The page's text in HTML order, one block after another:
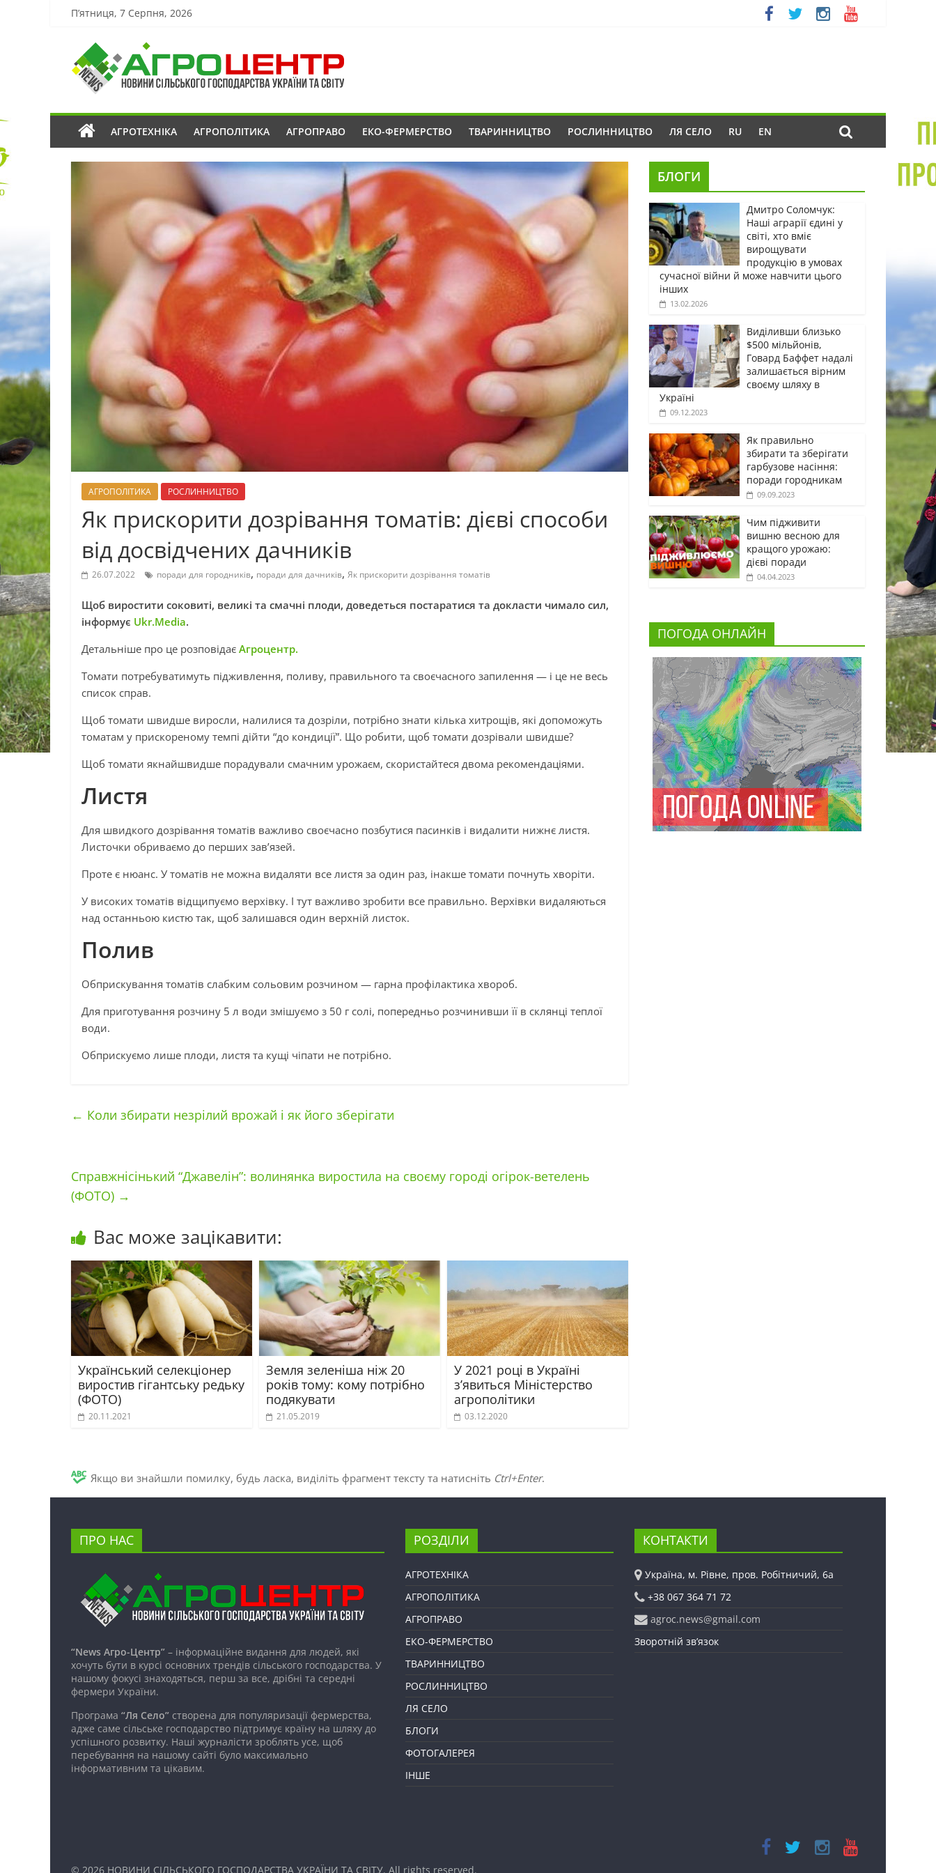
П’ятниця, 7 Серпня, 2026
АГРОТЕХНІКА АГРОПОЛІТИКА АГРОПРАВО ЕКО-ФЕРМЕРСТВО ТВАРИННИЦТВО РОСЛИННИЦТВО ЛЯ СЕЛО RU EN
АГРОПОЛІТИКА РОСЛИННИЦТВО
Як прискорити дозрівання томатів: дієві способи
від досвідчених дачників
26.07.2022 поради для городників, поради для дачників, Як прискорити дозрівання томатів
Щоб виростити соковиті, великі та смачні плоди, доведеться постаратися та докласти чимало сил,
інформує Ukr.Media.
Детальніше про це розповідає Агроцентр.
Томати потребуватимуть підживлення, поливу, правильного та своєчасного запилення — і це не весь
список справ.
Щоб томати швидше виросли, налилися та дозріли, потрібно знати кілька хитрощів, які допоможуть
томатам у прискореному темпі дійти “до кондиції”. Що робити, щоб томати дозрівали швидше?
Щоб томати якнайшвидше порадували смачним урожаєм, скористайтеся двома рекомендаціями.
Листя
Для швидкого дозрівання томатів важливо своєчасно позбутися пасинків і видалити нижнє листя.
Листочки обриваємо до перших зав’язей.
Проте є нюанс. У томатів не можна видаляти все листя за один раз, інакше томати почнуть хворіти.
У високих томатів відщипуємо верхівку. І тут важливо зробити все правильно. Верхівки видаляються
над останньою кистю так, щоб залишався один верхній листок.
Полив
Обприскування томатів слабким сольовим розчином — гарна профілактика хвороб.
Для приготування розчину 5 л води змішуємо з 50 г солі, попередньо розчинивши її в склянці теплої
води.
Обприскуємо лише плоди, листя та кущі чіпати не потрібно.
← Коли збирати незрілий врожай і як його зберігати
Справжнісінький “Джавелін”: волинянка виростила на своєму городі огірок-ветелень
(ФОТО) →
Вас може зацікавити:
Український селекціонер
виростив гігантську редьку
(ФОТО)
20.11.2021
Земля зеленіша ніж 20
років тому: кому потрібно
подякувати
21.05.2019
У 2021 році в Україні
з’явиться Міністерство
агрополітики
03.12.2020
БЛОГИ
Дмитро Соломчук:
Наші аграрії єдині у
світі, хто вміє
вирощувати
продукцію в умовах
сучасної війни й може навчити цього
інших
13.02.2026
Виділивши близько
$500 мільйонів,
Говард Баффет надалі
залишається вірним
своєму шляху в
Україні
09.12.2023
Як правильно
збирати та зберігати
гарбузове насіння:
поради городникам
09.09.2023
Чим підживити
вишню весною для
кращого урожаю:
дієві поради
04.04.2023
ПОГОДА ОНЛАЙН
Якщо ви знайшли помилку, будь ласка, виділіть фрагмент тексту та натисніть Ctrl+Enter.
ПРО НАС
“News Агро-Центр” – інформаційне видання для людей, які
хочуть бути в курсі основних трендів сільського господарства. У
нашому фокусі знаходяться, перш за все, дрібні та середні
фермери України.
Програма “Ля Село” створена для популяризації фермерства,
адже саме сільське господарство підтримує країну на шляху до
успішного розвитку. Наші журналісти зроблять усе, щоб
перебування на нашому сайті було максимально
інформативним та цікавим.
РОЗДІЛИ
АГРОТЕХНІКА
АГРОПОЛІТИКА
АГРОПРАВО
ЕКО-ФЕРМЕРСТВО
ТВАРИННИЦТВО
РОСЛИННИЦТВО
ЛЯ СЕЛО
БЛОГИ
ФОТОГАЛЕРЕЯ
ІНШЕ
КОНТАКТИ
Україна, м. Рівне, пров. Робітничий, 6а
+38 067 364 71 72
agroc.news@gmail.com
Зворотній зв’язок
© 2026 НОВИНИ СІЛЬСЬКОГО ГОСПОДАРСТВА УКРАЇНИ ТА СВІТУ. All rights reserved.